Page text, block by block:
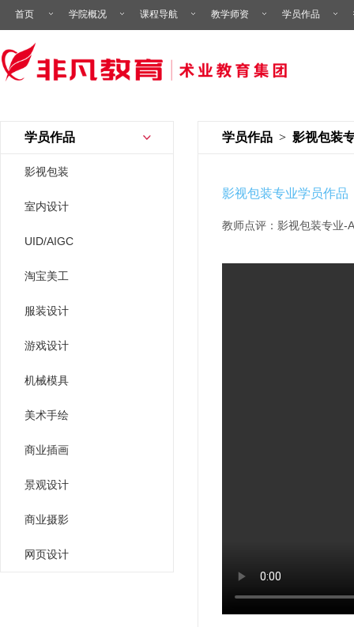
首页 学院概况 课程导航 教学师资 学员作品
学员作品
影视包装
室内设计
UID/AIGC
淘宝美工
服装设计
游戏设计
机械模具
美术手绘
商业插画
景观设计
商业摄影
网页设计
学员作品 > 影视包装
影视包装专业学员作品
教师点评：影视包装专业-